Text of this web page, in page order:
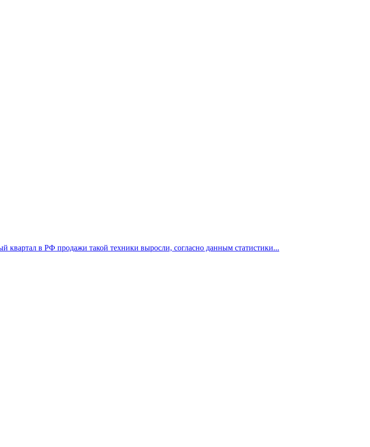
квартал в РФ продажи такой техники выросли, согласно данным статистики...